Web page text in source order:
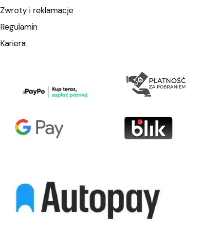
Zwroty i reklamacje
Regulamin
Kariera